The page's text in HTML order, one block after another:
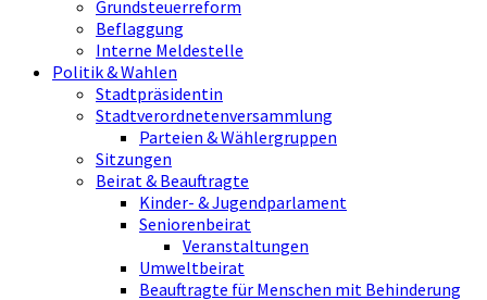
Grundsteuerreform
Beflaggung
Interne Meldestelle
Politik & Wahlen
Stadtpräsidentin
Stadtverordnetenversammlung
Parteien & Wählergruppen
Sitzungen
Beirat & Beauftragte
Kinder- & Jugendparlament
Seniorenbeirat
Veranstaltungen
Umweltbeirat
Beauftragte für Menschen mit Behinderung